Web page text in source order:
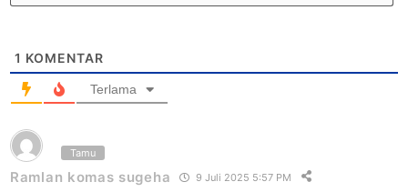
1 KOMENTAR
Terlama
Tamu
Ramlan komas sugeha 9 Juli 2025 5:57 PM